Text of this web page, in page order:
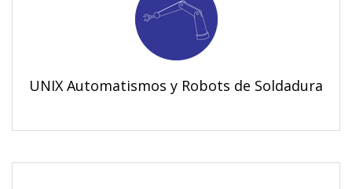
UNIX Automatismos y Robots de Soldadura